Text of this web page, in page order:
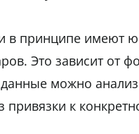
в принципе имеют
Это зависит от
данные можно
к